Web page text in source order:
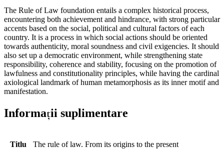
The Rule of Law foundation entails a complex historical process,
encountering both achievement and hindrance, with strong particular
accents based on the social, political and cultural factors of each
country. It is a process in which social actions should be oriented
towards authenticity, moral soundness and civil exigencies. It should
also set up a democratic environment, while strengthening state
responsibility, coherence and stability, focusing on the promotion of
lawfulness and constitutionality principles, while having the cardinal
axiological landmark of human metamorphosis as its inner motif and
manifestation.
Informații suplimentare
Titlu The rule of law. From its origins to the present